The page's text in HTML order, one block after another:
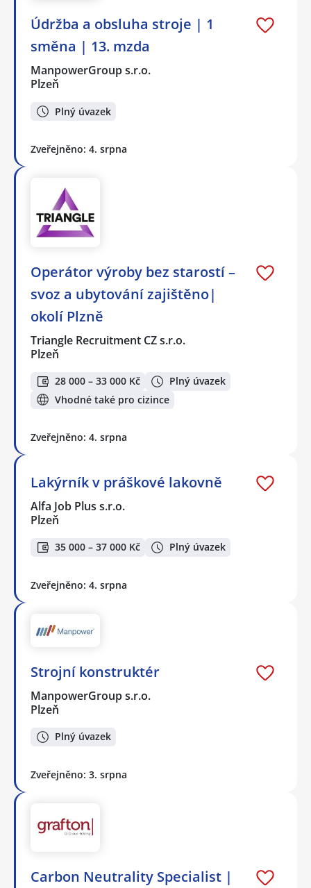
Údržba a obsluha stroje | 1
směna | 13. mzda
ManpowerGroup s.r.o.
Plzeň
Plný úvazek
Zveřejněno: 4. srpna
Operátor výroby bez starostí –
svoz a ubytování zajištěno|
okolí Plzně
Triangle Recruitment CZ s.r.o.
Plzeň
28 000 – 33 000 Kč
Plný úvazek
Vhodné také pro cizince
Zveřejněno: 4. srpna
Lakýrník v práškové lakovně
Alfa Job Plus s.r.o.
Plzeň
35 000 – 37 000 Kč Plný úvazek
Zveřejněno: 4. srpna
Strojní konstruktér
ManpowerGroup s.r.o.
Plzeň
Plný úvazek
Zveřejněno: 3. srpna
Carbon Neutrality Specialist |